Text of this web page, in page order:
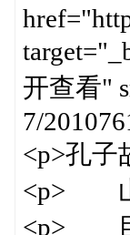
开查看"
7/
<p>孔子
<p> 山
<p> 目